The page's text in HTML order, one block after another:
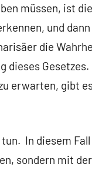
müssen, ist
und dann
die
dieses
erwarten, gibt
In diesem
sondern mit